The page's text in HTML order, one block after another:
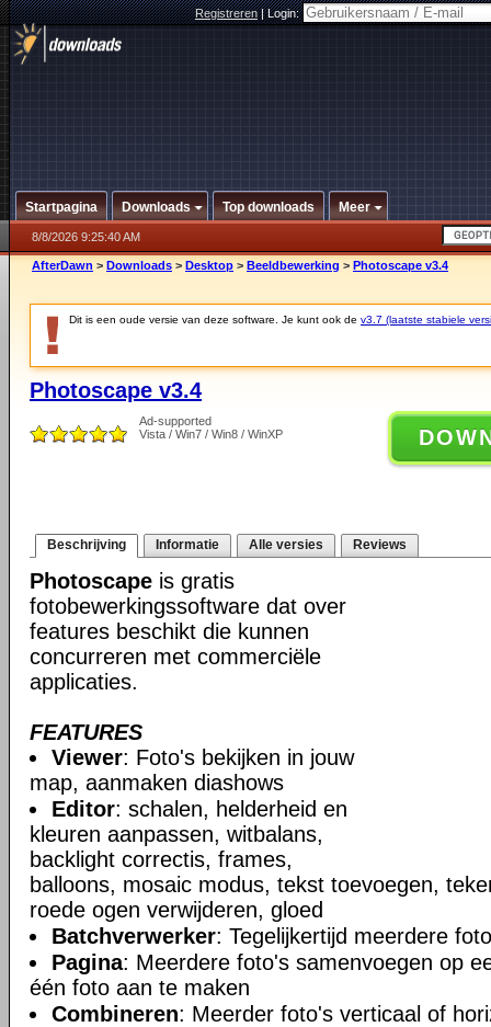
Registreren|Login:
Startpagina Downloads Top downloads Meer
8/8/2026 9:25:40 AM
AfterDawn > Downloads > Desktop > Beeldbewerking > Photoscape v3.4
Dit is een oude versie van deze software. Je kunt ook de v3.7 (laatste stabiele
Photoscape v3.4
Ad-supported
Vista / Win7 / Win8 / WinXP
Beschrijving Informatie Alle versies Reviews
Photoscape is gratis
fotobewerkingssoftware dat over
features beschikt die kunnen
concurreren met commerciële
applicaties.
FEATURES
Viewer: Foto's bekijken in jouw
map, aanmaken diashows
Editor: schalen, helderheid en
kleuren aanpassen, witbalans,
backlight correctis, frames,
balloons, mosaic modus, tekst toevoegen,
roede ogen verwijderen, gloed
Batchverwerker: Tegelijkertijd meerdere
Pagina: Meerdere foto's samenvoegen op
één foto aan te maken
Combineren: Meerder foto's verticaal of